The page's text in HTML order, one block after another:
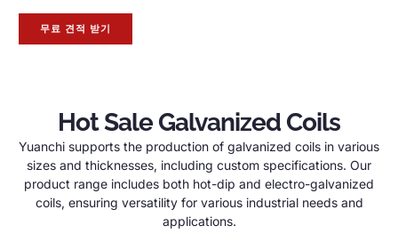
무료 견적 받기
Hot Sale Galvanized Coils
Yuanchi supports the production of galvanized coils in various
sizes and thicknesses, including custom specifications. Our
product range includes both hot-dip and electro-galvanized
coils, ensuring versatility for various industrial needs and
applications.